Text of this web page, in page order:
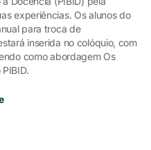
experiências. Os alunos do
para troca de
inserida no colóquio, com
como abordagem Os